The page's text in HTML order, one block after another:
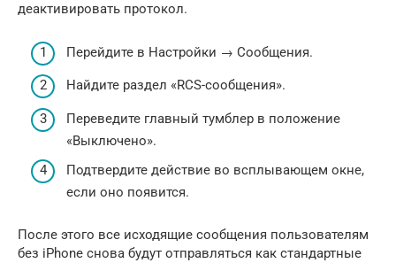
деактивировать протокол.
Перейдите в Настройки → Сообщения.
Найдите раздел «RCS-сообщения».
Переведите главный тумблер в положение
«Выключено».
Подтвердите действие во всплывающем окне,
если оно появится.
После этого все исходящие сообщения пользователям
без iPhone снова будут отправляться как стандартные